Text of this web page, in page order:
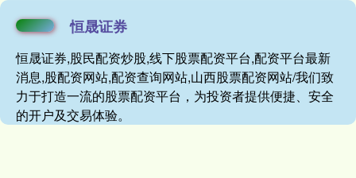
恒晟证券
恒晟证券,股民配资炒股,线下股票配资平台,配资平台最新
消息,股配资网站,配资查询网站,山西股票配资网站/我们致
力于打造一流的股票配资平台，为投资者提供便捷、安全
的开户及交易体验。